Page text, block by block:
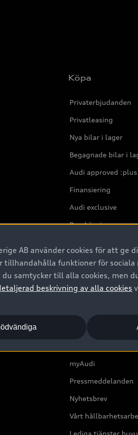
Köpa
Privaterbjudanden
Privatleasing
Nya bilar i lager
Begagnade bilar i
Audi approved
Finansiering
Audi exclusive
Provkörning
Om Audi
Boka Service online
myAudi
Pressmeddelanden
Nyhetsbrev
Vårt
Lediga tjänster
AB använder cookies för att
tillhandahålla funktioner för
samtycker till alla cookies, men
beskrivning av alla cookies